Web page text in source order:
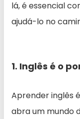
lá, é essencial
ajudá-lo no
1. Inglês é o
Aprender inglês
abra um mundo